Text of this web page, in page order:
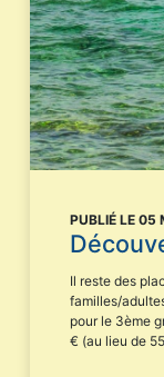
PUBLIÉ LE 05
Il reste des
familles/
pour le 3ème
€ (au lieu de